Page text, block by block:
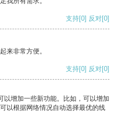
支持[0] 反对[0]
来非常方便。
支持[0] 反对[0]
以增加一些新功能。比如，可以增加
以根据网络情况自动选择最优的线